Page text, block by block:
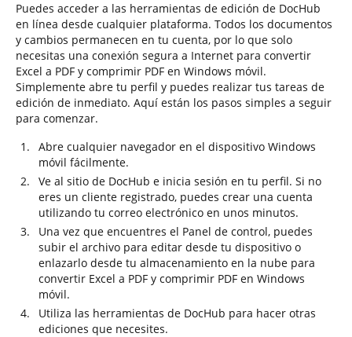
Puedes acceder a las herramientas de edición de DocHub
en línea desde cualquier plataforma. Todos los documentos
y cambios permanecen en tu cuenta, por lo que solo
necesitas una conexión segura a Internet para convertir
Excel a PDF y comprimir PDF en Windows móvil.
Simplemente abre tu perfil y puedes realizar tus tareas de
edición de inmediato. Aquí están los pasos simples a seguir
para comenzar.
Abre cualquier navegador en el dispositivo Windows
móvil fácilmente.
Ve al sitio de DocHub e inicia sesión en tu perfil. Si no
eres un cliente registrado, puedes crear una cuenta
utilizando tu correo electrónico en unos minutos.
Una vez que encuentres el Panel de control, puedes
subir el archivo para editar desde tu dispositivo o
enlazarlo desde tu almacenamiento en la nube para
convertir Excel a PDF y comprimir PDF en Windows
móvil.
Utiliza las herramientas de DocHub para hacer otras
ediciones que necesites.